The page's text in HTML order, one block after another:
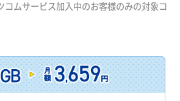
ムサービス加入中のお客様のみの対象コ